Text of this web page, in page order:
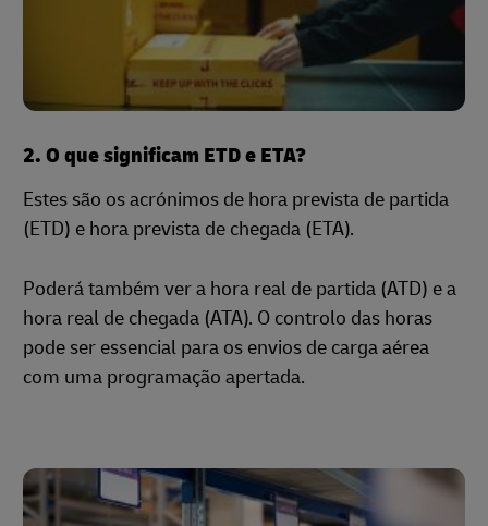
2. O que significam ETD e ETA?
Estes são os acrónimos de hora prevista de partida
(ETD) e hora prevista de chegada (ETA).
Poderá também ver a hora real de partida (ATD) e a
hora real de chegada (ATA). O controlo das horas
pode ser essencial para os envios de carga aérea
com uma programação apertada.